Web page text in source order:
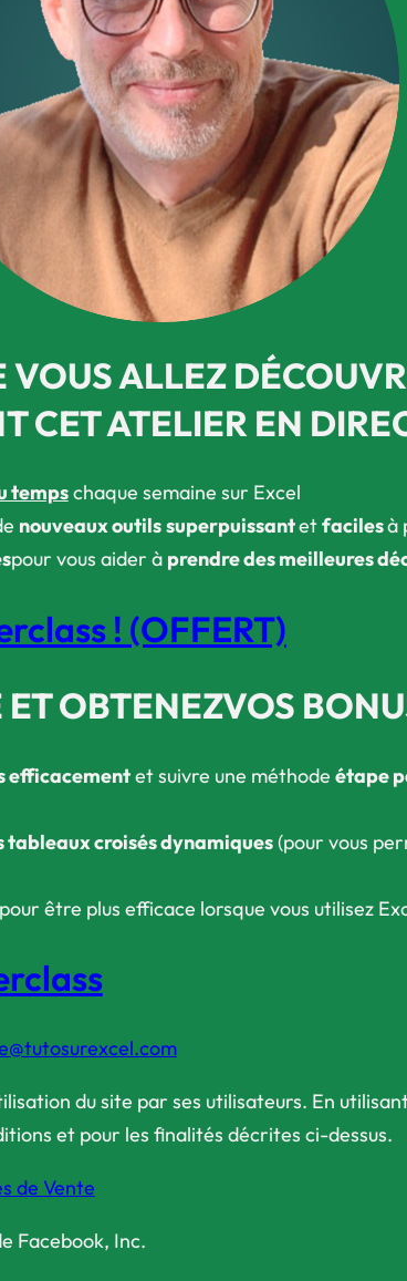
VOUS ALLEZ
CET ATELIER EN
tempschaque semaine sur Excel
nouveaux outilssuperpuissantetfacilesà
​pour vous aider à prendre des meilleures
! (OFFERT)
ET OBTENEZVOS
efficacementet suivre une méthode étape
tableaux croisés dynamiques(pour vous
être plus efficace lorsque vous utilisez
du site par ses utilisateurs. En
et pour les finalités décrites ci-dessus.
de Vente
Facebook, Inc.